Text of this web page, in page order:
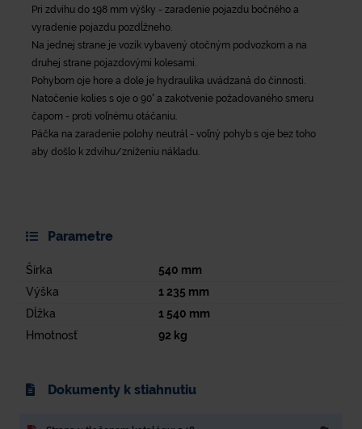
Pri zdvihu do 198 mm výšky - zaradenie pojazdu bočného a
vyradenie pojazdu pozdĺžneho.
Na jednej strane je vozík vybavený otočným podvozkom a na
druhej strane pojazdovými kolesami.
Pohybom oje hore a dole je hydraulika uvádzaná do činnosti.
Natočenie kolies s oje o 90° a zakotvenie požadovaného smeru
čapom - proti voľnému otáčaniu.
Páčka na zaradenie polohy neutrál - voľný pohyb s oje bez toho
aby došlo k zdvihu/zníženiu nákladu.
Parametre
Šírka 540 mm
Výška
1 235 mm
Dĺžka
1 540 mm
Hmotnosť
92 kg
Dokumenty k stiahnutiu